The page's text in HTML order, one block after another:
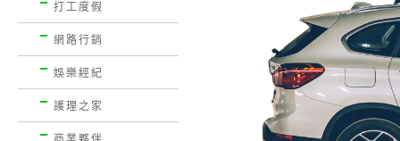
打工度假
網路行銷
娛樂經紀
護理之家